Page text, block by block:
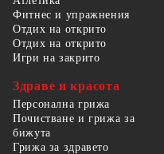
Фитнес и упражнения
Отдих на открито
Отдих на открито
Игри на закрито
Здраве и красота
Персонална грижа
Почистване и грижа за
бижута
Грижа за здравето